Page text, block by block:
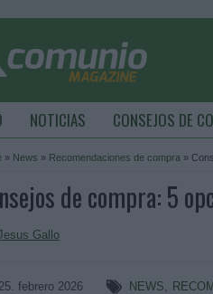
NOTICIAS CONSEJOS DE
» News » Recomendaciones de compra »
de compra: 5
Gallo
25. febrero 2026 NEWS,